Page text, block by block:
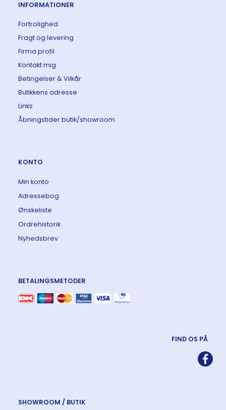
INFORMATIONER
Fortrolighed
Fragt og levering
Firma profil
Kontakt mig
Betingelser & Vilkår
Butikkens adresse
Links
Åbningstider butik/showroom
KONTO
Min konto
Adressebog
Ønskeliste
Ordrehistorik
Nyhedsbrev
BETALINGSMETODER
FIND OS PÅ
SHOWROOM / BUTIK